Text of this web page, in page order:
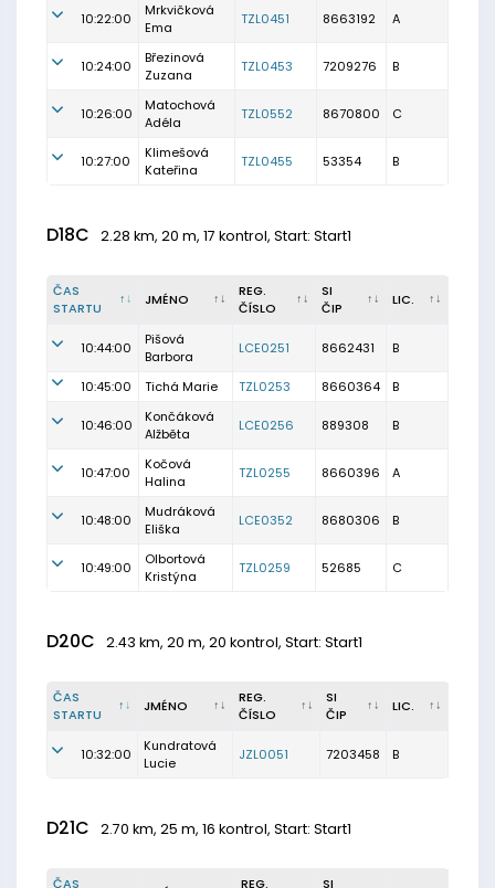
10:22:00
Mrkvičková
Ema
TZL0451 8663192 A
10:24:00
Březinová
Zuzana
TZL0453 7209276 B
10:26:00
Matochová
Adéla
TZL0552 8670800 C
10:27:00
Klimešová
Kateřina
TZL0455 53354 B
D18C 2.28 km, 20 m, 17 kontrol, Start: Start1
ČAS
STARTU
JMÉNO
REG.
ČÍSLO
SI
ČIP
LIC.
10:44:00
Pišová
Barbora
LCE0251 8662431 B
10:45:00 Tichá Marie TZL0253 8660364 B
10:46:00
Končáková
Alžběta
LCE0256 889308 B
10:47:00
Kočová
Halina
TZL0255 8660396 A
10:48:00
Mudráková
Eliška
LCE0352 8680306 B
10:49:00
Olbortová
Kristýna
TZL0259 52685 C
D20C 2.43 km, 20 m, 20 kontrol, Start: Start1
ČAS
STARTU
JMÉNO
REG.
ČÍSLO
SI
ČIP
LIC.
10:32:00
Kundratová
Lucie
JZL0051 7203458 B
D21C 2.70 km, 25 m, 16 kontrol, Start: Start1
ČAS REG. SI